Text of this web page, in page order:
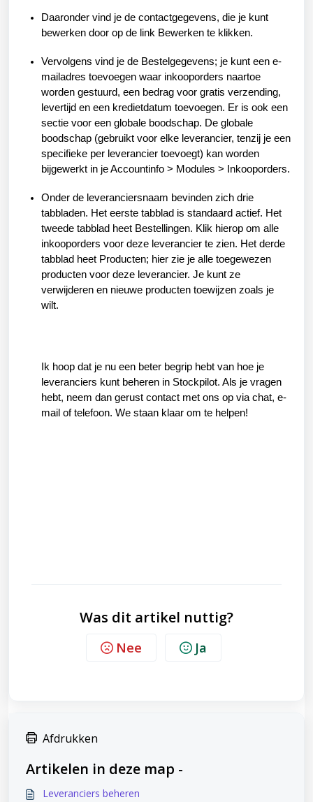
Daaronder vind je de contactgegevens, die je kunt
bewerken door op de link Bewerken te klikken.
Vervolgens vind je de Bestelgegevens; je kunt een e-
mailadres toevoegen waar inkooporders naartoe
worden gestuurd, een bedrag voor gratis verzending,
levertijd en een kredietdatum toevoegen. Er is ook een
sectie voor een globale boodschap. De globale
boodschap (gebruikt voor elke leverancier, tenzij je een
specifieke per leverancier toevoegt) kan worden
bijgewerkt in je Accountinfo > Modules > Inkooporders.
Onder de leveranciersnaam bevinden zich drie
tabbladen. Het eerste tabblad is standaard actief. Het
tweede tabblad heet Bestellingen. Klik hierop om alle
inkooporders voor deze leverancier te zien. Het derde
tabblad heet Producten; hier zie je alle toegewezen
producten voor deze leverancier. Je kunt ze
verwijderen en nieuwe producten toewijzen zoals je
wilt.
Ik hoop dat je nu een beter begrip hebt van hoe je
leveranciers kunt beheren in Stockpilot. Als je vragen
hebt, neem dan gerust contact met ons op via chat, e-
mail of telefoon. We staan klaar om te helpen!
Was dit artikel nuttig?
Nee Ja
Afdrukken
Artikelen in deze map -
Leveranciers beheren